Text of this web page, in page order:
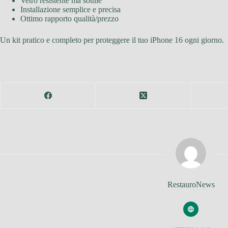
Installazione semplice e precisa
Ottimo rapporto qualità/prezzo
Un kit pratico e completo per proteggere il tuo iPhone 16 ogni giorno.
RestauroNews